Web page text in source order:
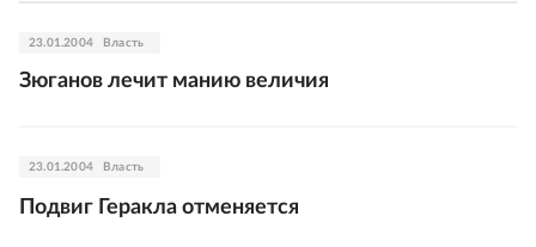
23.01.2004 Власть
Зюганов лечит манию величия
23.01.2004 Власть
Подвиг Геракла отменяется